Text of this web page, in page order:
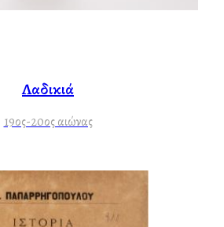
Λαδικιά
19ος-20ος αιώνας